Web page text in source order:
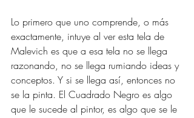
Lo primero que uno comprende, o más
exactamente, intuye al ver esta tela de
Malevich es que a esa tela no se llega
razonando, no se llega rumiando ideas y
conceptos. Y si se llega así, entonces no
se la pinta. El Cuadrado Negro es algo
que le sucede al pintor, es algo que se le